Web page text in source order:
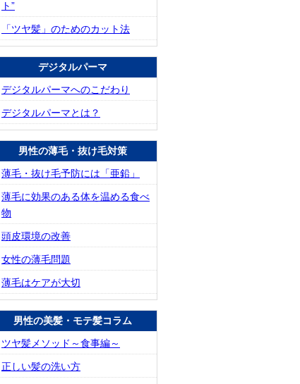
ト”
「ツヤ髪」のためのカット法
デジタルパーマ
デジタルパーマへのこだわり
デジタルパーマとは？
男性の薄毛・抜け毛対策
薄毛・抜け毛予防には「亜鉛」
薄毛に効果のある体を温める食べ
物
頭皮環境の改善
女性の薄毛問題
薄毛はケアが大切
男性の美髪・モテ髪コラム
ツヤ髪メソッド～食事編～
正しい髪の洗い方